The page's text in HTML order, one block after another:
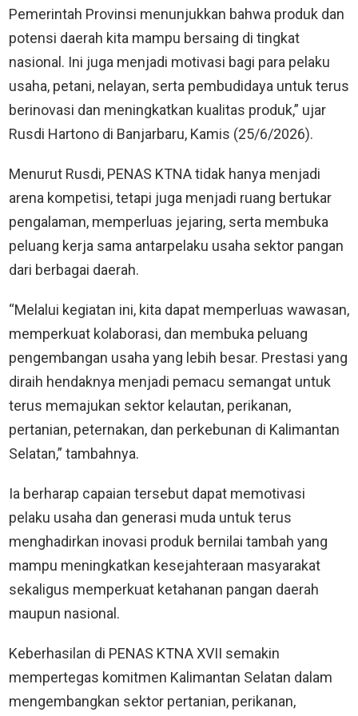
Pemerintah Provinsi menunjukkan bahwa produk dan
potensi daerah kita mampu bersaing di tingkat
nasional. Ini juga menjadi motivasi bagi para pelaku
usaha, petani, nelayan, serta pembudidaya untuk terus
berinovasi dan meningkatkan kualitas produk,” ujar
Rusdi Hartono di Banjarbaru, Kamis (25/6/2026).
Menurut Rusdi, PENAS KTNA tidak hanya menjadi
arena kompetisi, tetapi juga menjadi ruang bertukar
pengalaman, memperluas jejaring, serta membuka
peluang kerja sama antarpelaku usaha sektor pangan
dari berbagai daerah.
“Melalui kegiatan ini, kita dapat memperluas wawasan,
memperkuat kolaborasi, dan membuka peluang
pengembangan usaha yang lebih besar. Prestasi yang
diraih hendaknya menjadi pemacu semangat untuk
terus memajukan sektor kelautan, perikanan,
pertanian, peternakan, dan perkebunan di Kalimantan
Selatan,” tambahnya.
Ia berharap capaian tersebut dapat memotivasi
pelaku usaha dan generasi muda untuk terus
menghadirkan inovasi produk bernilai tambah yang
mampu meningkatkan kesejahteraan masyarakat
sekaligus memperkuat ketahanan pangan daerah
maupun nasional.
Keberhasilan di PENAS KTNA XVII semakin
mempertegas komitmen Kalimantan Selatan dalam
mengembangkan sektor pertanian, perikanan,